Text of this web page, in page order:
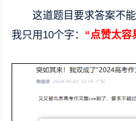
这道题目要求答案不
我只用10个字： “点赞太容